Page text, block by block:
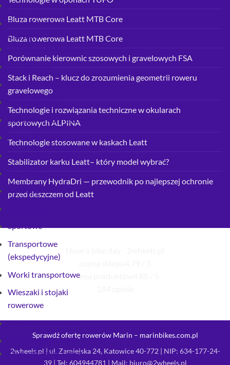
Stopki do roweru
Torby & Sakwy &
Uchwyty
Na dokumenty i mapniki
Na kierownicę (telefon)
Na wodę
Sportowe
Transportowe
(ekspedycyjne)
Worki transportowe
Wieszaki i stojaki
rowerowe
Zaciski podsiodłowe
Zapięcia rowerowe
Linki zabezpieczające
Bluza rowerowa Leatt MTB Core
Bluza rowerowa Leatt MTB Core
Porównanie kierownic szosowych i gravelowych FSA
Stack i Reach – klucz do zrozumienia geometrii roweru
gravelowego
Technologie i rozwiązania techniczne w okularach
sportowych ALPINA
Technologie stosowane w kaskach Leatt
Stabilizator karku Leatt– który model wybrać?
Membrany HydraDri — przewodnik po najlepszej ochronie
przed deszczem od Leatt
ocena produktów
Sprawdź ofertę rowerów Marin – marinbikes.com.pl
2wheels.pl | ul. Zamiejska 24, Katowice 40-772 | NIP: 634-177-24-
39 | Tel: 604944781 | Mail: biuro@2wheels.pl